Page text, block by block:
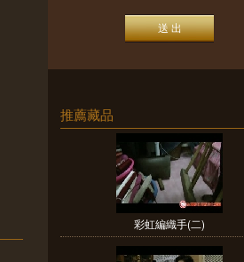
推薦藏品
彩虹編織手(二)